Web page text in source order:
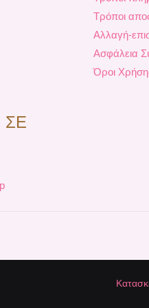
ΣΕ
Τρόποι
Αλλαγή-
Ασφάλεια
Όροι